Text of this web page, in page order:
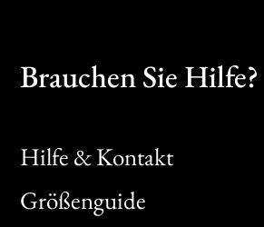
Brauchen Sie Hilfe?
Hilfe & Kontakt
Größenguide